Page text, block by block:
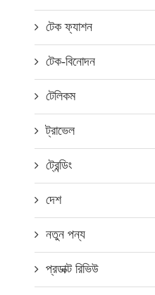
টেক ফ্যাশন
টেক-বিনোদন
টেলিকম
ট্রাভেল
ট্রেন্ডিং
দেশ
নতুন পন্য
প্রডাক্ট রিভিউ